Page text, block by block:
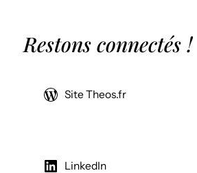
Restons connectés !
Site Theos.fr
LinkedIn